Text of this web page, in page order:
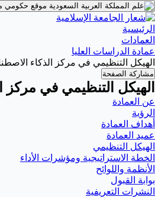
موقع حكومي
الرئيسية
العمادات
عمادة الدراسات العليا
الهيكل التنظيمي في مركز الذكاء
مشاركة الصفحة
الهيكل التنظيمي في مركز
عن العمادة
الرؤية
أهداف العمادة
عميد العمادة
الهيكل التنظيمي
الخطة الاستراتيجية ومؤشرات الأداء
الأنظمة واللوائح
بوابة القبول
النشرات التعريفية